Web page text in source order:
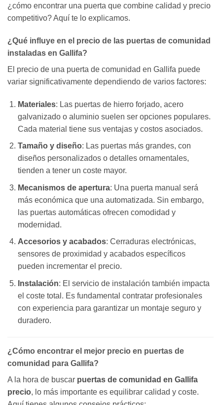
¿cómo encontrar una puerta que combine calidad y precio
competitivo? Aquí te lo explicamos.
¿Qué influye en el precio de las puertas de comunidad
instaladas en Gallifa?
El precio de una puerta de comunidad en Gallifa puede
variar significativamente dependiendo de varios factores:
Materiales: Las puertas de hierro forjado, acero
galvanizado o aluminio suelen ser opciones populares.
Cada material tiene sus ventajas y costos asociados.
Tamaño y diseño: Las puertas más grandes, con
diseños personalizados o detalles ornamentales,
tienden a tener un coste mayor.
Mecanismos de apertura: Una puerta manual será
más económica que una automatizada. Sin embargo,
las puertas automáticas ofrecen comodidad y
modernidad.
Accesorios y acabados: Cerraduras electrónicas,
sensores de proximidad y acabados específicos
pueden incrementar el precio.
Instalación: El servicio de instalación también impacta
el coste total. Es fundamental contratar profesionales
con experiencia para garantizar un montaje seguro y
duradero.
¿Cómo encontrar el mejor precio en puertas de
comunidad para Gallifa?
A la hora de buscar puertas de comunidad en Gallifa
precio, lo más importante es equilibrar calidad y coste.